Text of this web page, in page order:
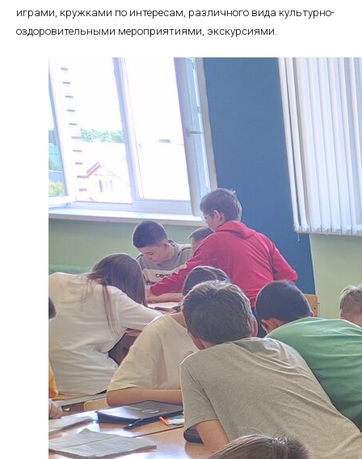
играми, кружками по интересам, различного вида культурно-
оздоровительными мероприятиями, экскурсиями.